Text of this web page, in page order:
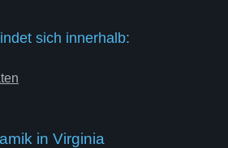
sich innerhalb:
in Virginia